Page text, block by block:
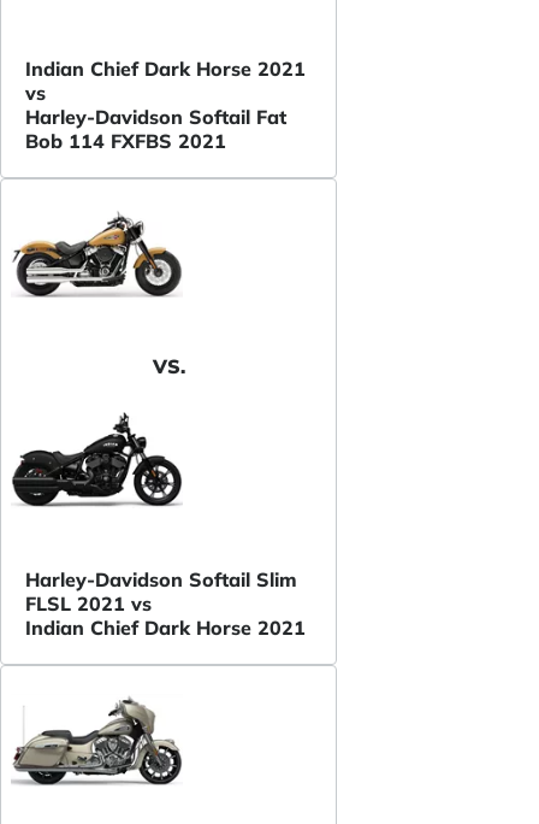
Indian Chief Dark Horse 2021
vs
Harley-Davidson Softail Fat
Bob 114 FXFBS 2021
VS.
Harley-Davidson Softail Slim
FLSL 2021 vs
Indian Chief Dark Horse 2021